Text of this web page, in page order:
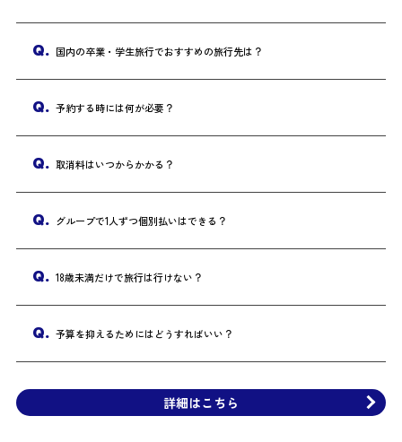
Q. 国内の卒業・学生旅行でおすすめの旅行先は？
Q. 予約する時には何が必要？
Q. 取消料はいつからかかる？
Q. グループで1人ずつ個別払いはできる？
Q. 18歳未満だけで旅行は行けない？
Q. 予算を抑えるためにはどうすればいい？
詳細はこちら